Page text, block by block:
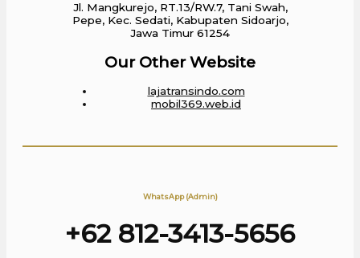
Jl. Mangkurejo, RT.13/RW.7, Tani Swah,
Pepe, Kec. Sedati, Kabupaten Sidoarjo,
Jawa Timur 61254
Our Other Website
lajatransindo.com
mobil369.web.id
WhatsApp (Admin)
+62 812-3413-5656